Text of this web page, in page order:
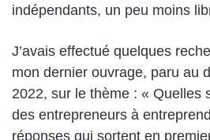
indépendants, un peu moins
J’avais effectué quelques
mon dernier ouvrage, paru au
2022, sur le thème : « Quelles
des entrepreneurs à
réponses qui sortent en